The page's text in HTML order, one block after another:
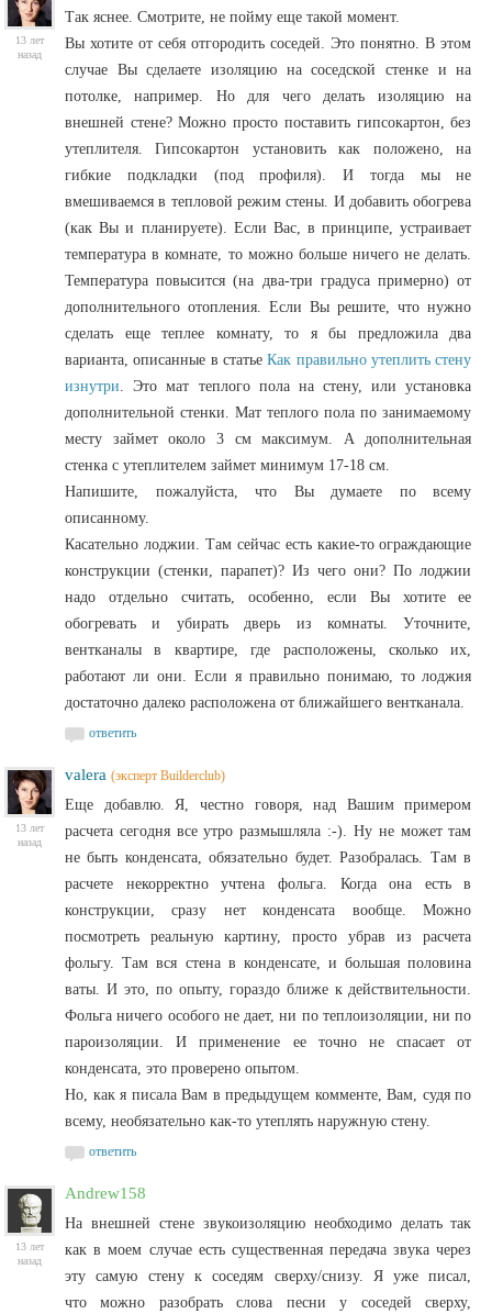
13 лет
назад
Так яснее. Смотрите, не пойму еще такой момент.
Вы хотите от себя отгородить соседей. Это понятно. В этом
случае Вы сделаете изоляцию на соседской стенке и на
потолке, например. Но для чего делать изоляцию на
внешней стене? Можно просто поставить гипсокартон, без
утеплителя. Гипсокартон установить как положено, на
гибкие подкладки (под профиля). И тогда мы не
вмешиваемся в тепловой режим стены. И добавить обогрева
(как Вы и планируете). Если Вас, в принципе, устраивает
температура в комнате, то можно больше ничего не делать.
Температура повысится (на два-три градуса примерно) от
дополнительного отопления. Если Вы решите, что нужно
сделать еще теплее комнату, то я бы предложила два
варианта, описанные в статьеКак правильно утеплить стену
изнутри. Это мат теплого пола на стену, или установка
дополнительной стенки. Мат теплого пола по занимаемому
месту займет около 3 см максимум. А дополнительная
стенка с утеплителем займет минимум 17-18 см.
Напишите, пожалуйста, что Вы думаете по всему
описанному.
Касательно лоджии. Там сейчас есть какие-то ограждающие
конструкции (стенки, парапет)? Из чего они? По лоджии
надо отдельно считать, особенно, если Вы хотите ее
обогревать и убирать дверь из комнаты. Уточните,
вентканалы в квартире, где расположены, сколько их,
работают ли они. Если я правильно понимаю, то лоджия
достаточно далеко расположена от ближайшего вентканала.
ответить
13 лет
назад
valera (эксперт Builderclub)
Еще добавлю. Я, честно говоря, над Вашим примером
расчета сегодня все утро размышляла :-). Ну не может там
не быть конденсата, обязательно будет. Разобралась. Там в
расчете некорректно учтена фольга. Когда она есть в
конструкции, сразу нет конденсата вообще. Можно
посмотреть реальную картину, просто убрав из расчета
фольгу. Там вся стена в конденсате, и большая половина
ваты. И это, по опыту, гораздо ближе к действительности.
Фольга ничего особого не дает, ни по теплоизоляции, ни по
пароизоляции. И применение ее точно не спасает от
конденсата, это проверено опытом.
Но, как я писала Вам в предыдущем комменте, Вам, судя по
всему, необязательно как-то утеплять наружную стену.
ответить
13 лет
назад
Andrew158
На внешней стене звукоизоляцию необходимо делать так
как в моем случае есть существенная передача звука через
эту самую стену к соседям сверху/снизу. Я уже писал,
что можно разобрать слова песни у соседей сверху,